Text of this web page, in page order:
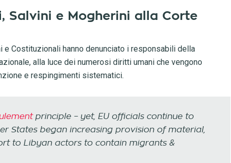
Salvini e Mogherini alla Corte
e Costituzionali hanno denunciato i responsabili della
alla luce dei numerosi diritti umani che vengono
e respingimenti sistematici.
principle – yet, EU officials continue to
States began increasing provision of material,
to Libyan actors to contain migrants &